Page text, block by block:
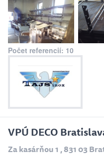
Počet referencií: 10
VPÚ DECO
Za kasárňou 1 , 831 03